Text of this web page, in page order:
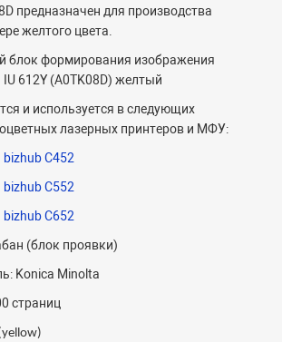
предназначен для производства
желтого цвета.
блок формирования изображения
IU 612Y (A0TK08D) желтый
и используется в следующих
лазерных принтеров и МФУ:
bizhub C452
bizhub C552
bizhub C652
(блок проявки)
Konica Minolta
страниц